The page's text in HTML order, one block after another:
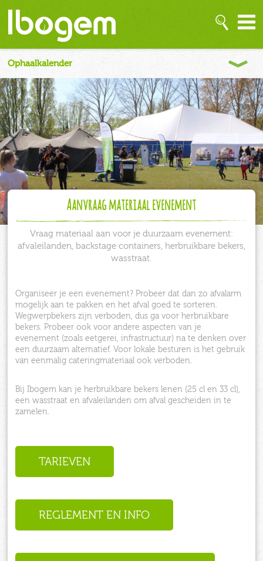
Aanvraag materiaal evenement
Vraag materiaal aan voor je duurzaam evenement:
afvaleilanden, backstage containers, herbruikbare bekers,
wasstraat.
Organiseer je een evenement? Probeer dat dan zo afvalarm
mogelijk aan te pakken en het afval goed te sorteren.
Wegwerpbekers zijn verboden, dus ga voor herbruikbare
bekers. Probeer ook voor andere aspecten van je
evenement (zoals eetgerei, infrastructuur) na te denken over
een duurzaam alternatief. Voor lokale besturen is het gebruik
van eenmalig cateringmateriaal ook verboden.
Bij Ibogem kan je herbruikbare bekers lenen (25 cl en 33 cl),
een wasstraat en afvaleilanden om afval gescheiden in te
zamelen.
TARIEVEN
REGLEMENT EN INFO